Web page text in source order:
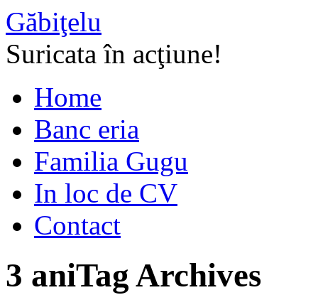
Găbiţelu
Suricata în acţiune!
Home
Banc eria
Familia Gugu
In loc de CV
Contact
3 aniTag Archives